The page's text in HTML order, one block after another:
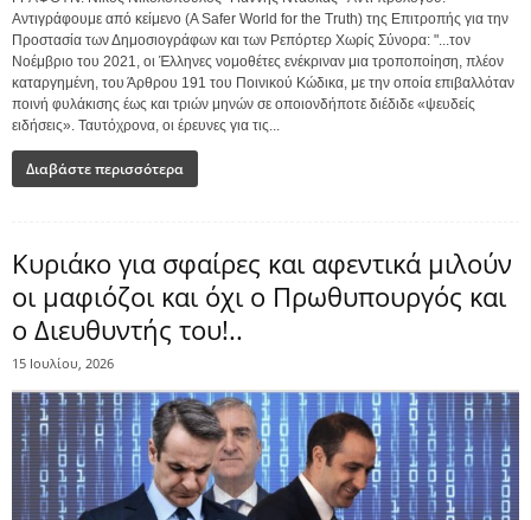
Αντιγράφουμε από κείμενο (A Safer World for the Truth) της Επιτροπής για την
Προστασία των Δημοσιογράφων και των Ρεπόρτερ Χωρίς Σύνορα: "...τον
Νοέμβριο του 2021, οι Έλληνες νομοθέτες ενέκριναν μια τροποποίηση, πλέον
καταργημένη, του Άρθρου 191 του Ποινικού Κώδικα, με την οποία επιβαλλόταν
ποινή φυλάκισης έως και τριών μηνών σε οποιονδήποτε διέδιδε «ψευδείς
ειδήσεις». Ταυτόχρονα, οι έρευνες για τις...
Διαβάστε περισσότερα
Kυριάκο για σφαίρες και αφεντικά μιλούν
οι μαφιόζοι και όχι o Πρωθυπουργός και
o Διευθυντής του!..
15 Ιουλίου, 2026